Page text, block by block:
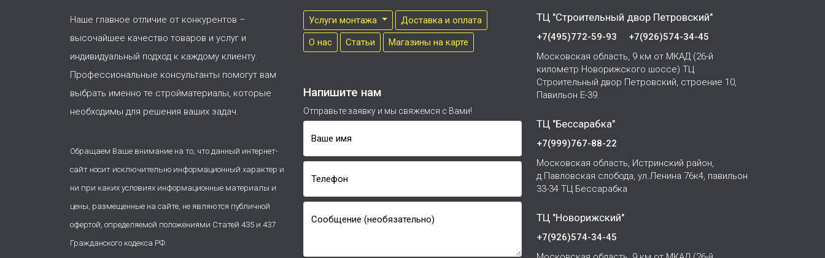
Наше главное отличие от конкурентов –
высочайшее качество товаров и услуг и
индивидуальный подход к каждому клиенту.
Профессиональные консультанты помогут вам
выбрать именно те стройматериалы, которые
необходимы для решения ваших задач.
Обращаем Ваше внимание на то, что данный интернет-
сайт носит исключительно информационный характер и
ни при каких условиях информационные материалы и
цены, размещенные на сайте, не являются публичной
офертой, определяемой положениями Статей 435 и 437
Гражданского кодекса РФ.
Услуги монтажа
Доставка и оплата
О нас
Cтатьи Магазины на карте
Напишите нам
Отправьте заявку и мы свяжемся с Вами!
Ваше имя
Телефон
Сообщение (необязательно)
ТЦ "Строительный двор Петровский"
+7(495)772-59-93
+7(926)574-34-45
Московская область, 9 км от МКАД (26-й
километр Новорижского шоссе) ТЦ
Строительный двор Петровский, строение 10,
Павильон Е-39.
ТЦ "Бессарабка"
+7(999)767-88-22
Московская область, Истринский район,
д.Павловская слобода, ул.Ленина 76к4, павильон
33-34 ТЦ Бессарабка
ТЦ "Новорижский"
+7(926)574-34-45